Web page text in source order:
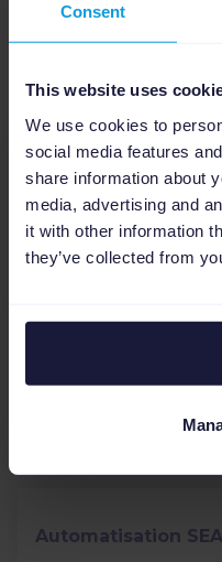
Consent
This website uses
We use cookies to
social media features
share information about
media, advertising and
it with other information
they’ve collected from
Ces articles
E-commerce
L’importance
marketing
ROI de vos
Nous avons tous déjà
cependant pas
Automatisation SEA